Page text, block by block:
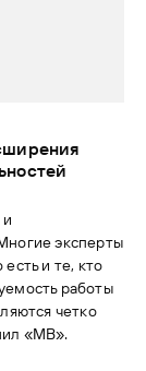
эксперты
и те, кто
работы
четко
«МВ».